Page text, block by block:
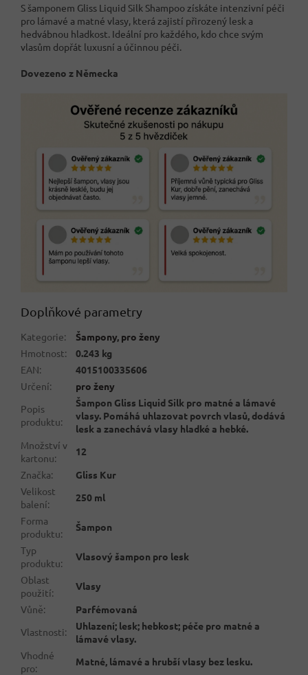
S šamponem Gliss Liquid Silk Shampoo získáte intenzivní péči
pro lámavé a matné vlasy, která zajistí přirozený lesk a
hedvábnou hladkost. Ideální pro každého, kdo chce svým
vlasům dopřát luxusní a účinnou péči.
Dovezeno z Německa
Doplňkové parametry
Kategorie: Šampony, pro ženy
Hmotnost:
0.243 kg
EAN:
4015100335606
Určení:
pro ženy
Popis
produktu:
Šampon Gliss Liquid Silk pro matné a lámavé
vlasy. Pomáhá uhlazovat povrch vlasů, dodává
lesk a zanechává vlasy hladké a hebké.
Množství v
kartonu:
12
Značka:
Gliss Kur
Velikost
balení:
250 ml
Forma
produktu:
Šampon
Typ
produktu:
Vlasový šampon pro lesk
Oblast
použití:
Vlasy
Vůně:
Parfémovaná
Vlastnosti:
Uhlazení; lesk; hebkost; péče pro matné a
lámavé vlasy.
Vhodné
pro:
Matné, lámavé a hrubší vlasy bez lesku.